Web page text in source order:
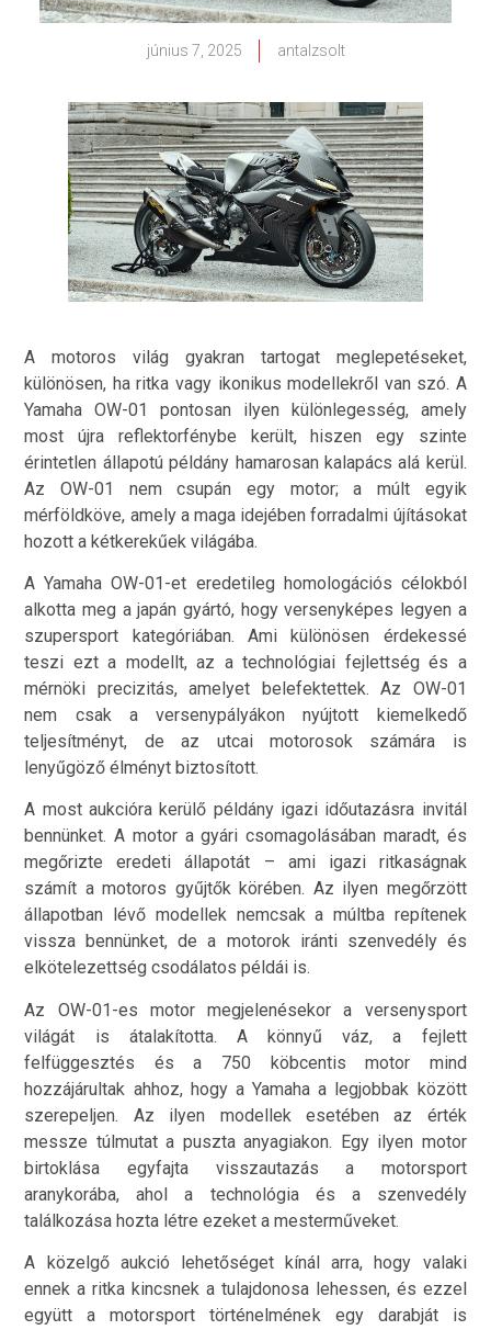
június 7, 2025 antalzsolt
A motoros világ gyakran tartogat meglepetéseket,
különösen, ha ritka vagy ikonikus modellekről van szó. A
Yamaha OW-01 pontosan ilyen különlegesség, amely
most újra reflektorfénybe került, hiszen egy szinte
érintetlen állapotú példány hamarosan kalapács alá kerül.
Az OW-01 nem csupán egy motor; a múlt egyik
mérföldköve, amely a maga idejében forradalmi újításokat
hozott a kétkerekűek világába.
A Yamaha OW-01-et eredetileg homologációs célokból
alkotta meg a japán gyártó, hogy versenyképes legyen a
szupersport kategóriában. Ami különösen érdekessé
teszi ezt a modellt, az a technológiai fejlettség és a
mérnöki precizitás, amelyet belefektettek. Az OW-01
nem csak a versenypályákon nyújtott kiemelkedő
teljesítményt, de az utcai motorosok számára is
lenyűgöző élményt biztosított.
A most aukcióra kerülő példány igazi időutazásra invitál
bennünket. A motor a gyári csomagolásában maradt, és
megőrizte eredeti állapotát – ami igazi ritkaságnak
számít a motoros gyűjtők körében. Az ilyen megőrzött
állapotban lévő modellek nemcsak a múltba repítenek
vissza bennünket, de a motorok iránti szenvedély és
elkötelezettség csodálatos példái is.
Az OW-01-es motor megjelenésekor a versenysport
világát is átalakította. A könnyű váz, a fejlett
felfüggesztés és a 750 köbcentis motor mind
hozzájárultak ahhoz, hogy a Yamaha a legjobbak között
szerepeljen. Az ilyen modellek esetében az érték
messze túlmutat a puszta anyagiakon. Egy ilyen motor
birtoklása egyfajta visszautazás a motorsport
aranykorába, ahol a technológia és a szenvedély
találkozása hozta létre ezeket a mesterműveket.
A közelgő aukció lehetőséget kínál arra, hogy valaki
ennek a ritka kincsnek a tulajdonosa lehessen, és ezzel
együtt a motorsport történelmének egy darabját is